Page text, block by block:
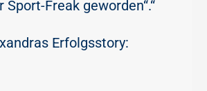
Sport-Freak geworden“.“
Erfolgsstory: